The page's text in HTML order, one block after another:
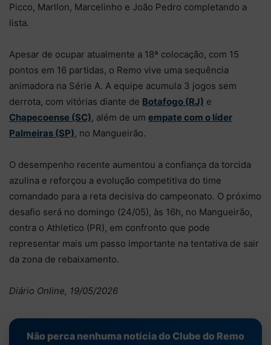
Picco, Marllon, Marcelinho e João Pedro completando a
lista.
Apesar de ocupar atualmente a 18ª colocação, com 15
pontos em 16 partidas, o Remo vive uma sequência
animadora na Série A. A equipe acumula 3 jogos sem
derrota, com vitórias diante de Botafogo (RJ) e
Chapecoense (SC), além de um empate com o líder
Palmeiras (SP), no Mangueirão.
O desempenho recente aumentou a confiança da torcida
azulina e reforçou a evolução competitiva do time
comandado para a reta decisiva do campeonato. O próximo
desafio será no domingo (24/05), às 16h, no Mangueirão,
contra o Athletico (PR), em confronto que pode
representar mais um passo importante na tentativa de sair
da zona de rebaixamento.
Diário Online, 19/05/2026
Não perca nenhuma notícia do Clube do Remo